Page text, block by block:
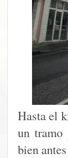
Hasta el
un tramo
bien